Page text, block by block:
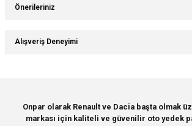
Önerileriniz
Bu ürünün fiyat bilgisi, resim, ürün açıklamalarında
yetersiz gördüğünüz noktaları öneri formunu
Ürün resmi kalitesiz, bozuk veya
Ürün açıklamasında eksik bilgiler bulunuyor.
Alışveriş Deneyimi
Onpar olarak Renault ve Dacia başta olmak
markası için kaliteli ve güvenilir oto yedek